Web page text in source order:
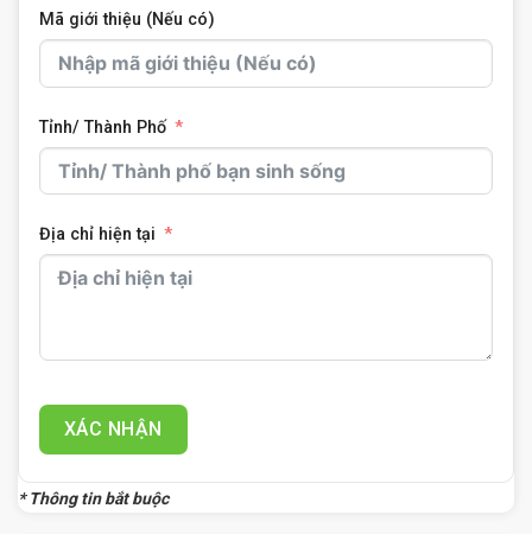
Mã giới thiệu (Nếu có)
Tỉnh/ Thành Phố
Địa chỉ hiện tại
XÁC NHẬN
* Thông tin bắt buộc